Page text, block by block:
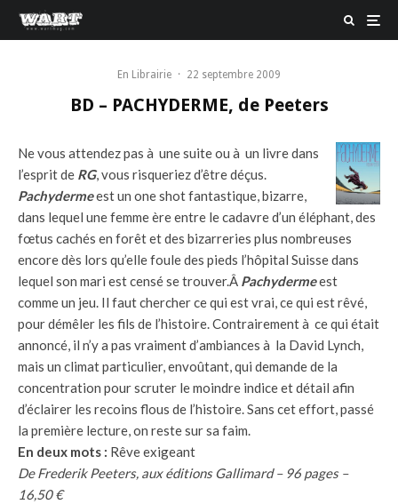
En Librairie · 22 septembre 2009
BD – PACHYDERME, de Peeters
Ne vous attendez pas à une suite ou à un livre dans
l’esprit de RG, vous risqueriez d’être déçus.
Pachydermeest un one shot fantastique, bizarre,
dans lequel une femme ère entre le cadavre d’un éléphant, des
fœtus cachés en forêt et des bizarreries plus nombreuses
encore dès lors qu’elle foule des pieds l’hôpital Suisse dans
lequel son mari est censé se trouver.Â Pachydermeest
comme un jeu. Il faut chercher ce qui est vrai, ce qui est rêvé,
pour démêler les fils de l’histoire. Contrairement à ce qui était
annoncé, il n’y a pas vraiment d’ambiances à la David Lynch,
mais un climat particulier, envoûtant, qui demande de la
concentration pour scruter le moindre indice et détail afin
d’éclairer les recoins flous de l’histoire. Sans cet effort, passé
la première lecture, on reste sur sa faim.
En deux mots : Rêve exigeant
De Frederik Peeters, aux éditions Gallimard – 96 pages –
16,50 €